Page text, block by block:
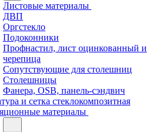
Листовые материалы
ДВП
Оргстекло
Подоконники
Профнастил, лист оцинкованный и
черепица
Сопутствующие для столешниц
Столешницы
Фанера, OSB, панель-сэндвич
и сетка стеклокомпозитная
материалы